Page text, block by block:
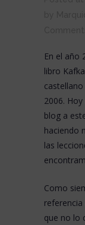
En el año
libro
2006.
blog a
haciendo
las
Como
que no lo